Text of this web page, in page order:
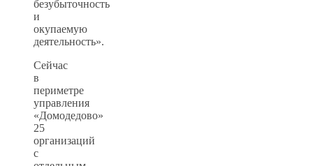
безубыточность
и
окупаемую
деятельность».
Сейчас
в
периметре
управления
«Домодедово»
25
организаций
с